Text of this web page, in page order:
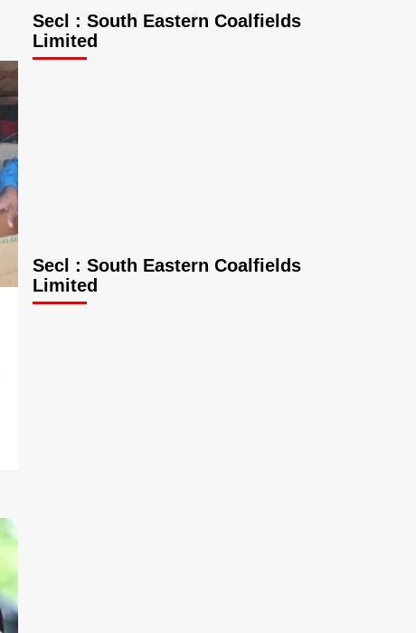
Secl : South Eastern Coalfields
Limited
Secl : South Eastern Coalfields
Limited